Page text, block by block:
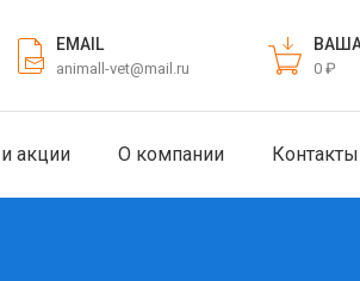
EMAIL
animall-vet@mail.ru 0 ₽
акции О компании Контакты